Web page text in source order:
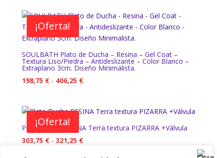
desde
178,75 €
hasta
536,25 €
¡Oferta!
SOULBATH Plato de Ducha – Resina – Gel Coat –
Textura Liso/Piedra – Antideslizante – Color Blanco –
Extraplano 3cm. Diseño Minimalista.
198,75 € - 406,25 €Rango
desde
198,75 €
¡Oferta!
Plato Ducha RESINA Terra textura PIZARRA +Válvula
303,75 € - 321,25 €Rango